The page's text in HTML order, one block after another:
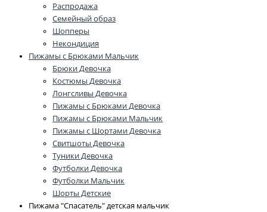
Распродажа
Семейный образ
Шопперы
Некондиция
Пижамы с Брюками Мальчик
Брюки Девочка
Костюмы Девочка
Лонгсливы Девочка
Пижамы с Брюками Девочка
Пижамы с Брюками Мальчик
Пижамы с Шортами Девочка
Свитшоты Девочка
Туники Девочка
Футболки Девочка
Футболки Мальчик
Шорты Детские
Пижама "Спасатель" детская мальчик